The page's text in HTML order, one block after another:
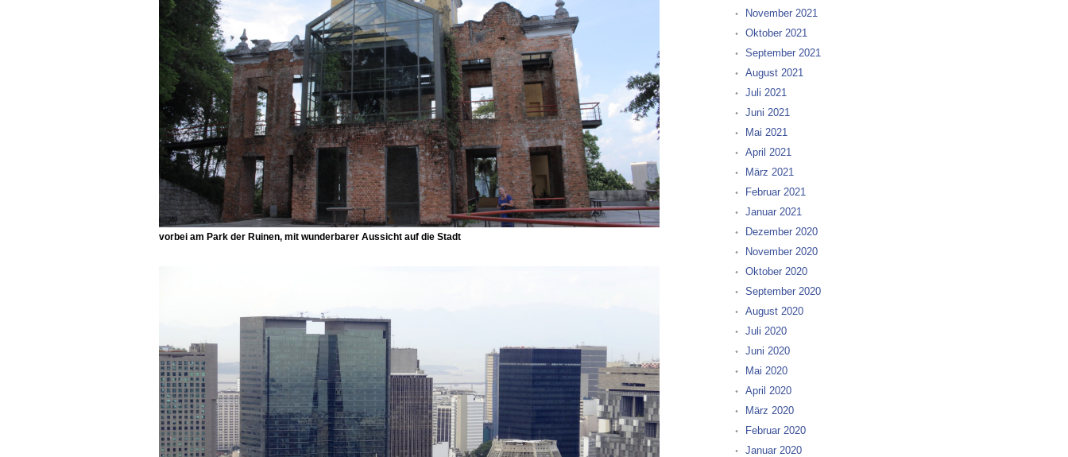
vorbei am Park der Ruinen, mit wunderbarer Aussicht auf die Stadt
November 2021
Oktober 2021
September 2021
August 2021
Juli 2021
Juni 2021
Mai 2021
April 2021
März 2021
Februar 2021
Januar 2021
Dezember 2020
November 2020
Oktober 2020
September 2020
August 2020
Juli 2020
Juni 2020
Mai 2020
April 2020
März 2020
Februar 2020
Januar 2020